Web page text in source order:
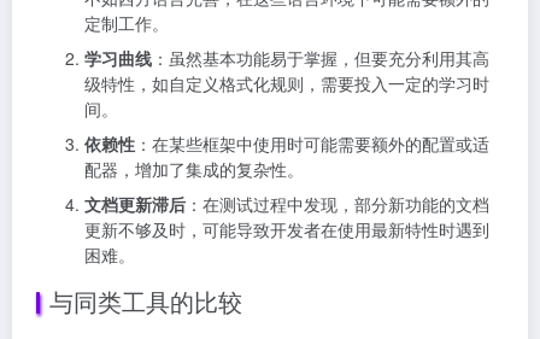
定制工作。
学习曲线 ：虽然基本功能易于掌握，但要充分利用其高
级特性，如自定义格式化规则，需要投入一定的学习时
间。
依赖性 ：在某些框架中使用时可能需要额外的配置或适
配器，增加了集成的复杂性。
文档更新滞后 ：在测试过程中发现，部分新功能的文档
更新不够及时，可能导致开发者在使用最新特性时遇到
困难。
与同类工具的比较